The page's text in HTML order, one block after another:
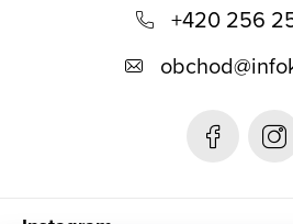
+420 256
obchod@